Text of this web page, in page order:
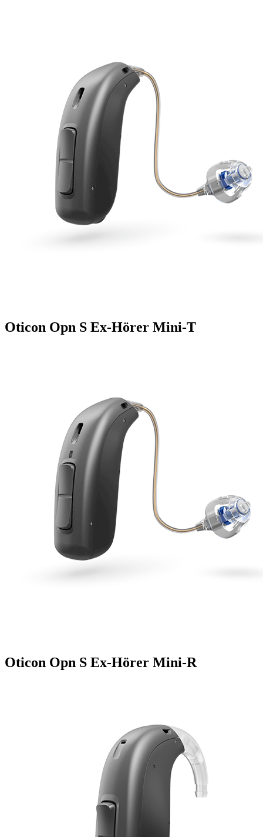
Oticon Opn S Ex-Hörer Mini-T
Oticon Opn S Ex-Hörer Mini-R